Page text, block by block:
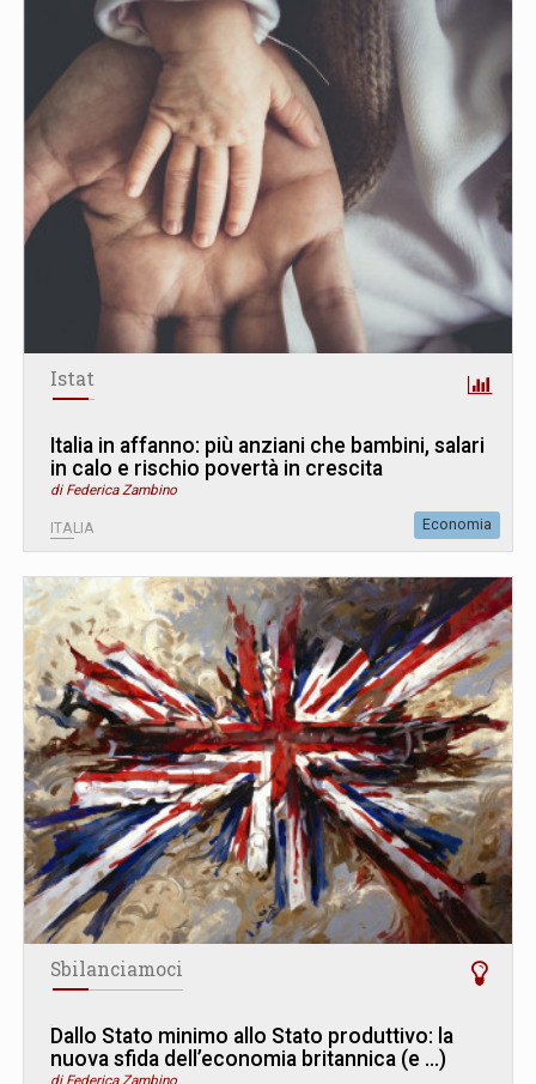
Istat
Italia in affanno: più anziani che bambini, salari
in calo e rischio povertà in crescita
di Federica Zambino
ITALIA Economia
Sbilanciamoci
Dallo Stato minimo allo Stato produttivo: la
nuova sfida dell’economia britannica (e ...)
di Federica Zambino